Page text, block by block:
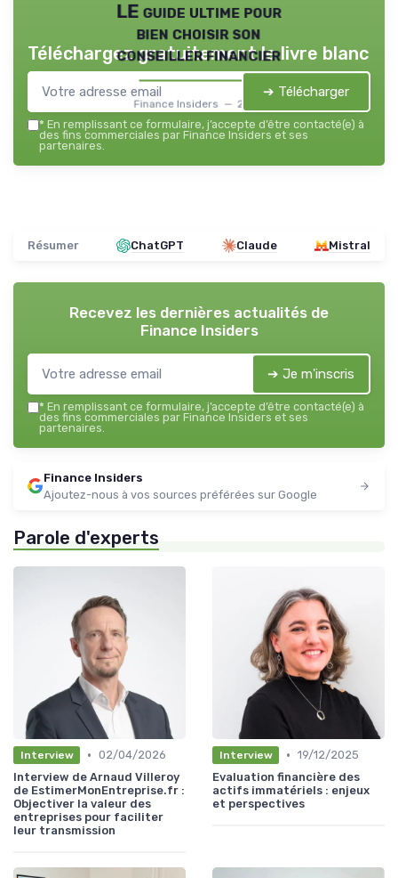
LE guide ultime pour
bien choisir son
conseiller financier
Finance Insiders — 2026
Téléchargez gratuitement le livre blanc
➔ Télécharger
* En remplissant ce formulaire, j’accepte d’être contacté(e) à
des fins commerciales par Finance Insiders et ses
partenaires.
Résumer ChatGPT Claude Mistral
Recevez les dernières actualités de
Finance Insiders
➔ Je m'inscris
* En remplissant ce formulaire, j’accepte d’être contacté(e) à
des fins commerciales par Finance Insiders et ses
partenaires.
Finance Insiders
Ajoutez-nous à vos sources préférées sur Google
Parole d'experts
Interview • 02/04/2026
Interview de Arnaud Villeroy
de EstimerMonEntreprise.fr :
Objectiver la valeur des
entreprises pour faciliter
leur transmission
Interview • 19/12/2025
Evaluation financière des
actifs immatériels : enjeux
et perspectives